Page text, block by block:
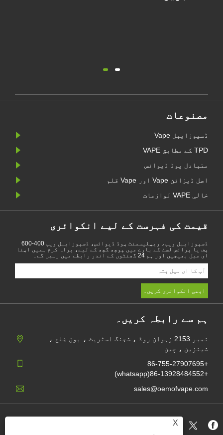
X
مصنوعات
ڈسپوزایبل Vape
TPD کے مطابق VAPE
متبادل پوڈ ڈیوائس
اصل ڈیزائن Vape اور Vape قلم
خالی VAPE لوازمات
قیمت کی فہرست کے لیے انکوائری
ڈسپوزایبل ویپ، ریپلیسمنٹ پوڈ ڈیوائس، ڈسپوزایبل ویپ 400-600
پف یا پرائس لسٹ کے بارے میں پوچھ گچھ کے لیے، براہ کرم ہمیں اپنا
ای میل بھیجیں اور ہم 24 گھنٹوں کے اندر رابطے میں رہیں گے۔
ہم سے رابطہ کریں۔
نمبر 2153 زہوان روڈ ، شجنگ اسٹریٹ ، بون ضلع ،
شینزین ، چین
+86-755-27907695
+86-13928484552(whatsapp)
sales@oemofvape.com